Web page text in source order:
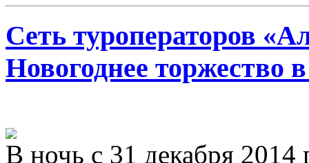
Сеть туроператоров
Новогоднее торжество
В ночь с 31 декабря 2014